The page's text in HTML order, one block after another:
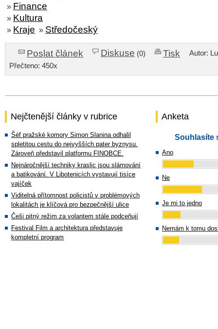
» Finance
» Kultura
» Kraje » Středočeský
Poslat článek Diskuse (0) Tisk
Autor:
Přečteno: 450x
Nejčtenější články v rubrice
Šéf pražské komory Simon Slanina odhalil
spletitou cestu do nejvyšších pater byznysu.
Zároveň představil platformu FINOBCE.
Nejnáročnější techniky kraslic jsou slámování
a batikování. V Libotenicích vystavují tisíce
vajíček
Viditelná přítomnost policistů v problémových
lokalitách je klíčová pro bezpečnější ulice
Češi pitný režim za volantem stále podceňují
Festival Film a architektura představuje
kompletní program
Anketa
Souhlasíte
Ano
Ne
Je mi to jedno
Nemám k tomu